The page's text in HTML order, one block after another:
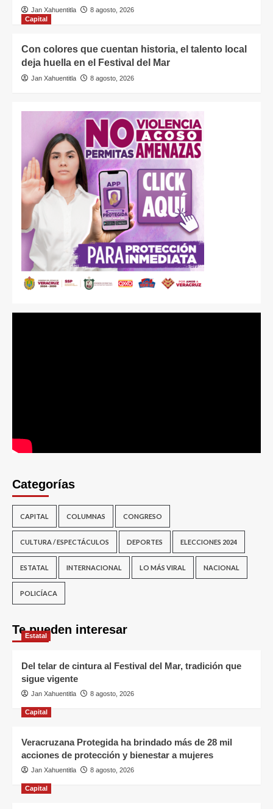
Jan Xahuentitla
8 agosto, 2026
Capital
Con colores que cuentan historia, el talento local
deja huella en el Festival del Mar
Jan Xahuentitla 8 agosto, 2026
Categorías
CAPITAL COLUMNAS CONGRESO
CULTURA / ESPECTÁCULOS DEPORTES ELECCIONES 2024
ESTATAL INTERNACIONAL LO MÁS VIRAL NACIONAL
POLICÍACA
Te pueden interesar
Estatal
Del telar de cintura al Festival del Mar, tradición que
sigue vigente
Jan Xahuentitla 8 agosto, 2026
Capital
Veracruzana Protegida ha brindado más de 28 mil
acciones de protección y bienestar a mujeres
Jan Xahuentitla 8 agosto, 2026
Capital